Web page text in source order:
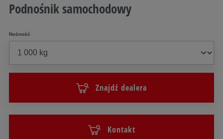
Podnośnik samochodowy
Nośność
Znajdź dealera
Kontakt